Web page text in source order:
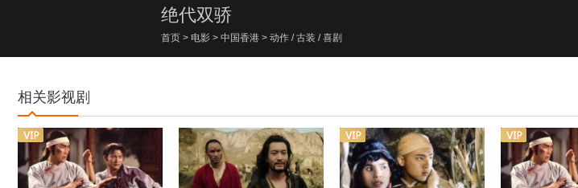
绝代双骄
首页 > 电影 > 中国香港 > 动作 / 古装 / 喜剧
相关影视剧